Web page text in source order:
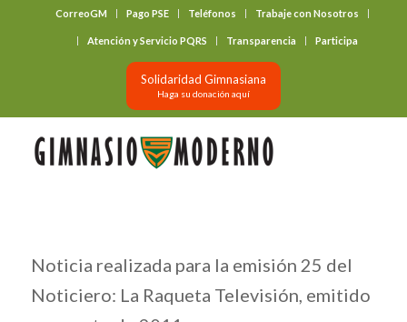
CorreoGM Pago PSE Teléfonos Trabaje con Nosotros
Atención y Servicio PQRS Transparencia Participa
Solidaridad Gimnasiana
Haga su donación aquí
Noticia realizada para la emisión 25 del
Noticiero: La Raqueta Televisión, emitido